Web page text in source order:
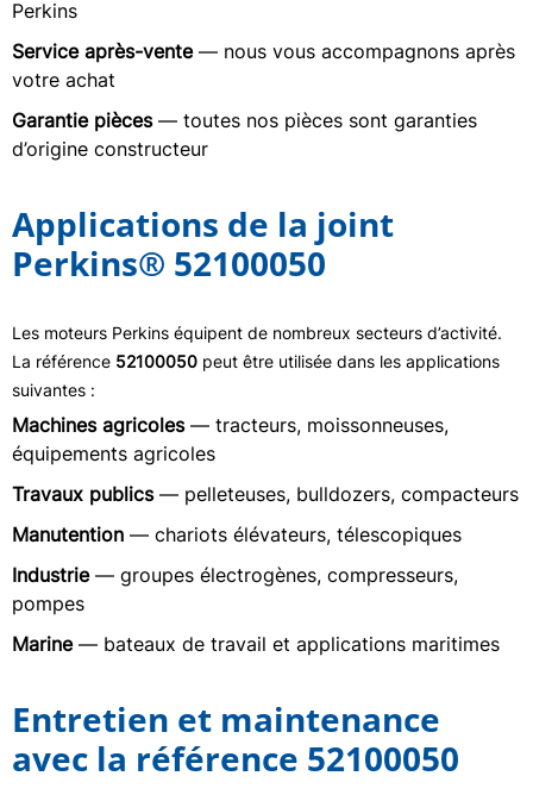
Perkins
Service après-vente— nous vous accompagnons après
votre achat
Garantie pièces— toutes nos pièces sont garanties
d’origine constructeur
Applications de la joint
Perkins® 52100050
Les moteurs Perkins équipent de nombreux secteurs d’activité.
La référence 52100050 peut être utilisée dans les applications
suivantes :
Machines agricoles— tracteurs, moissonneuses,
équipements agricoles
Travaux publics— pelleteuses, bulldozers, compacteurs
Manutention — chariots élévateurs, télescopiques
Industrie— groupes électrogènes, compresseurs,
pompes
Marine— bateaux de travail et applications maritimes
Entretien et maintenance
avec la référence 52100050